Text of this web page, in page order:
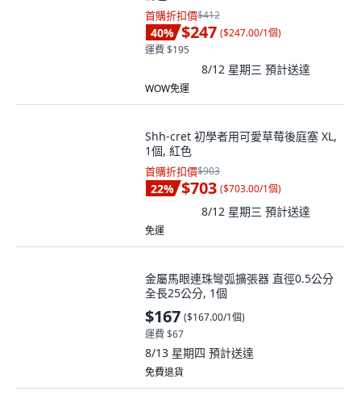
首購折扣價$412
40% $247 ($247.00/1個)
運費 $195
8/12 星期三 預計送達
WOW免運
Shh-cret 初學者用可愛草莓後庭塞 XL,
1個, 紅色
首購折扣價$903
22% $703 ($703.00/1個)
8/12 星期三 預計送達
免運
金屬馬眼連珠彎弧擴張器 直徑0.5公分
全長25公分, 1個
$167 ($167.00/1個)
運費 $67
8/13 星期四 預計送達
免費退貨